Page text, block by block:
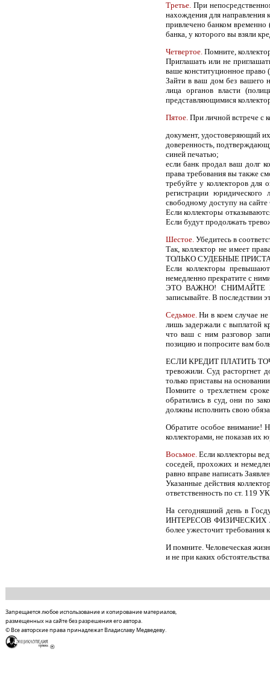
Третье.При
нахождения для направления
привлечено банком временно
банка, у которого вы взяли
Четвертое.Помните,
Приглашать или не
ваше конституционное право
Зайти в ваш дом без вашего
лица органов власти
представляющимися
Пятое. При личной встрече с
документ, удостоверяющий
доверенность,
синей печатью;
если банк продал ваш долг
права требования вы также
требуйте у коллекторов для
регистрации
свободному доступу на
Если коллекторы
Если будут продолжать
Шестое.Убедитесь в
Так, коллектор не имеет
ТОЛЬКО СУДЕБНЫЕ ПРИСТАВЫ
Если коллекторы
немедленно прекратите с
ЭТО ВАЖНО! СНИМАЙТЕ И
записывайте. В последствии
Седьмое.Ни в коем случае не
лишь задержали с выплатой
что ваш с ним разговор
позицию и попросите вам
ЕСЛИ КРЕДИТ ПЛАТИТЬ
тревожили. Суд расторгнет
только приставы на основании
Помните о трехлетнем
обратились в суд, они по
должны исполнить свою
Обратите особое внимание!
коллекторами, не показав их
Восьмое.Если коллекторы
соседей, прохожих и
равно вправе написать
Указанные действия
ответственность по ст. 119
На сегодняшний день в
ИНТЕРЕСОВ ФИЗИЧЕСКИХ
более ужесточит требования
И помните. Человеческая
и не при каких
Запрещается любое использование и копирование материалов,
размещенных на сайте без разрешения его автора.
© Все авторские права принадлежат Владиславу Медведеву.
®